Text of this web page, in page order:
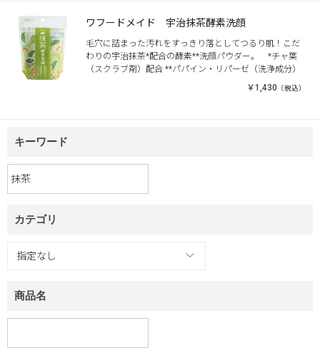
ワフードメイド 宇治抹茶酵素洗顔
毛穴に詰まった汚れをすっきり落としてつるり肌！こだ
わりの宇治抹茶*配合の酵素**洗顔パウダー。 *チャ葉
（スクラブ剤）配合 **パパイン・リパーゼ（洗浄成分）
￥1,430 （税込）
キーワード
カテゴリ
商品名